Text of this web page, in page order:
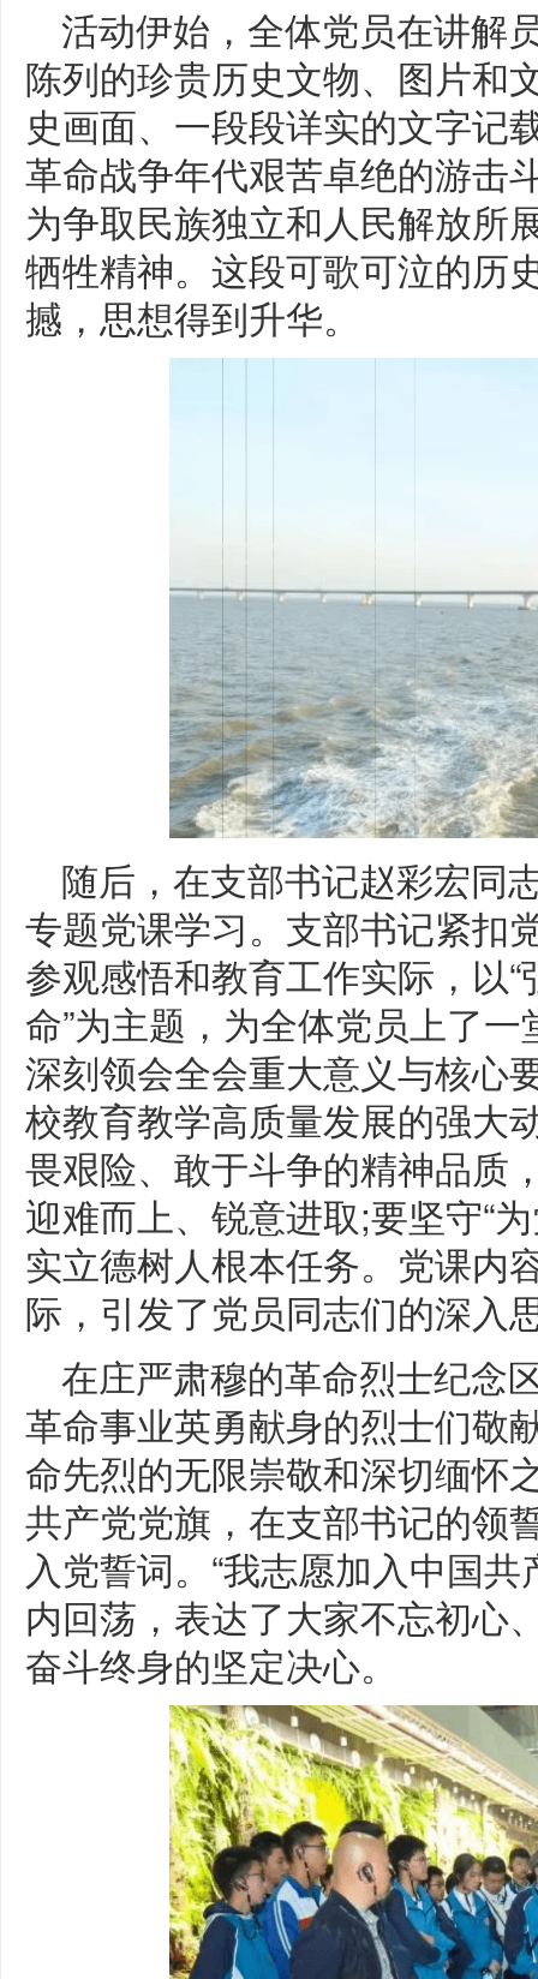
活动伊始，全体党员在讲解
陈列的珍贵历史文物、图片和
史画面、一段段详实的文字记
革命战争年代艰苦卓绝的游击
为争取民族独立和人民解放所
牺牲精神。这段可歌可泣的历
撼，思想得到升华。
随后，在支部书记赵彩宏同
专题党课学习。支部书记紧扣
参观感悟和教育工作实际，以
命”为主题，为全体党员上了
深刻领会全会重大意义与核心
校教育教学高质量发展的强大
畏艰险、敢于斗争的精神品质
迎难而上、锐意进取;要坚守“
实立德树人根本任务。党课内
际，引发了党员同志们的深入
在庄严肃穆的革命烈士纪念
革命事业英勇献身的烈士们敬
命先烈的无限崇敬和深切缅怀
共产党党旗，在支部书记的领
入党誓词。“我志愿加入中国
内回荡，表达了大家不忘初心
奋斗终身的坚定决心。